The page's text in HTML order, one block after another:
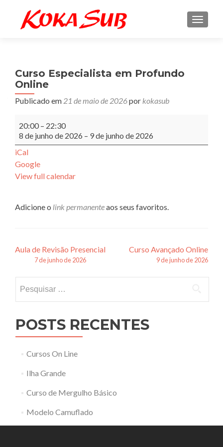
Curso Especialista em Profundo
Online
Publicado em 21 de maio de 2026por kokasub
Especialista
em
Profundo
20:00 – 22:30
8 de junho de 2026 – 9 de junho de 2026
iCal
Google
View full calendar
Adicione o link permanenteaos seus favoritos.
Navegação
posts
Aula de Revisão Presencial
7 de junho de 2026
Curso Avançado Online
9 de junho de 2026
por:
POSTS RECENTES
Cursos On Line
Ilha Grande
Curso de Mergulho Básico
Modelo Camuflado